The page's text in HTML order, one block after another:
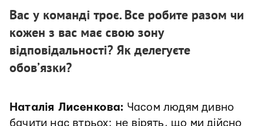
Вас у команді троє. Все робите разом чи
кожен з вас має свою зону
відповідальності? Як делегуєте
обов’язки?
Наталія Лисенкова: Часом людям дивно
бачити нас втрьох; не вірять, що ми дійсно